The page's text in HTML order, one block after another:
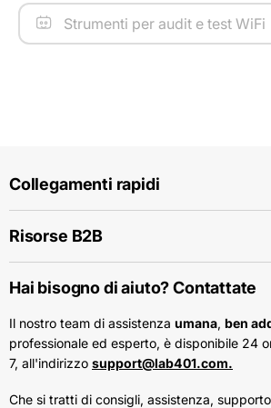
Collegamenti rapidi
Risorse B2B
Hai bisogno di aiuto? Contattate
Il nostro team di assistenza umana, ben
professionale ed esperto, è disponibile 24
7, all'indirizzo support@lab401.com.
Che si tratti di consigli, assistenza,